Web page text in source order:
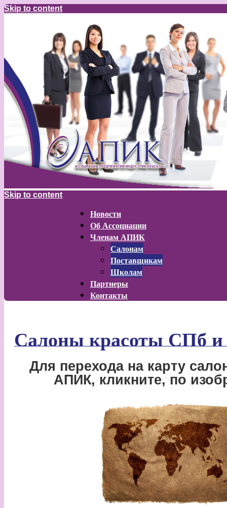
Skip to content
Skip to content
Новости
Об Ассоциации
Членам АПИК
Салонам
Поставщикам
Школам
Партнеры
Контакты
Салоны красоты СПб и
Для перехода на карту
АПИК, кликните, по